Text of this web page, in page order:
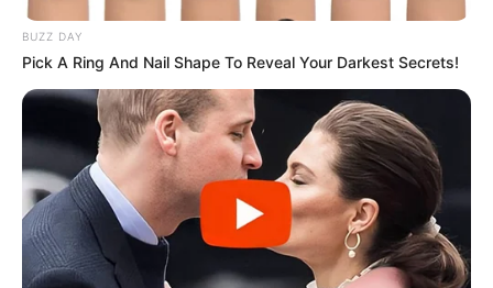
22:32 / 06 Avqust 2026 CƏMİYYƏT
Pensiya alanlarınNƏZƏRİNƏ!
BUZZ DAY
Pick A Ring And Nail Shape To Reveal Your Darkest Secrets!